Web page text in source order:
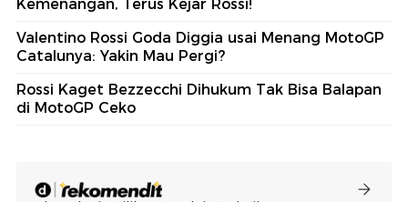
Kemenangan, Terus Kejar Rossi!
Valentino Rossi Goda Diggia usai Menang MotoGP
Catalunya: Yakin Mau Pergi?
Rossi Kaget Bezzecchi Dihukum Tak Bisa Balapan
di MotoGP Ceko